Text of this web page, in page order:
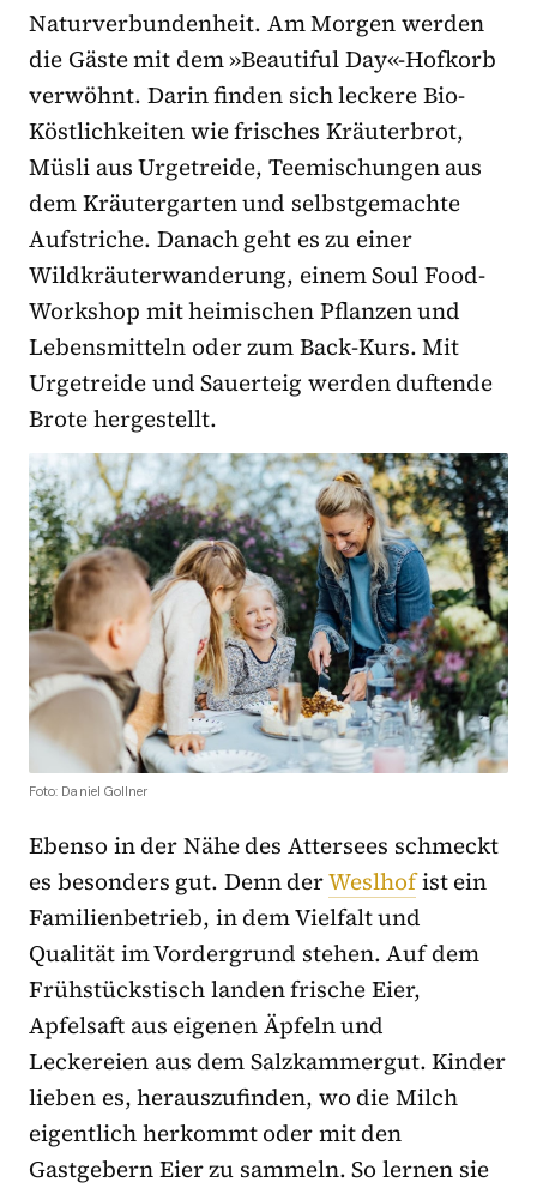
Naturverbundenheit. Am Morgen werden
die Gäste mit dem »Beautiful Day«-Hofkorb
verwöhnt. Darin finden sich leckere Bio-
Köstlichkeiten wie frisches Kräuterbrot,
Müsli aus Urgetreide, Teemischungen aus
dem Kräutergarten und selbstgemachte
Aufstriche. Danach geht es zu einer
Wildkräuterwanderung, einem Soul Food-
Workshop mit heimischen Pflanzen und
Lebensmitteln oder zum Back-Kurs. Mit
Urgetreide und Sauerteig werden duftende
Brote hergestellt.
Foto: Daniel Gollner
Ebenso in der Nähe des Attersees schmeckt
es besonders gut. Denn derWeslhofist ein
Familienbetrieb, in dem Vielfalt und
Qualität im Vordergrund stehen. Auf dem
Frühstückstisch landen frische Eier,
Apfelsaft aus eigenen Äpfeln und
Leckereien aus dem Salzkammergut. Kinder
lieben es, herauszufinden, wo die Milch
eigentlich herkommt oder mit den
Gastgebern Eier zu sammeln. So lernen sie